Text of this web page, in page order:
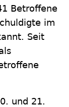
Betroffene
im
Seit
und 21.